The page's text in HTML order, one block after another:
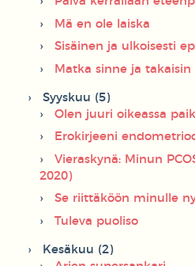
Mä en ole laiska
Sisäinen ja ulkoisesti
Matka sinne ja takaisin
Syyskuu (5)
Olen juuri oikeassa
Erokirjeeni
Vieraskynä: Minun
2020)
Se riittäköön minulle
Tuleva puoliso
Kesäkuu (2)